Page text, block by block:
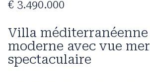
Villa méditerranéenne
moderne avec vue mer
spectaculaire
€ 3.490.000